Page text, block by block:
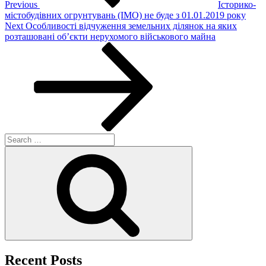
Previous
Історико-
містобудівних огрунтувань (ІМО) не буде з 01.01.2019 року
Next
Post
Next Особливості відчуження земельних ділянок на яких
розташовані об’єкти нерухомого військового майна
Search
for:
Recent Posts